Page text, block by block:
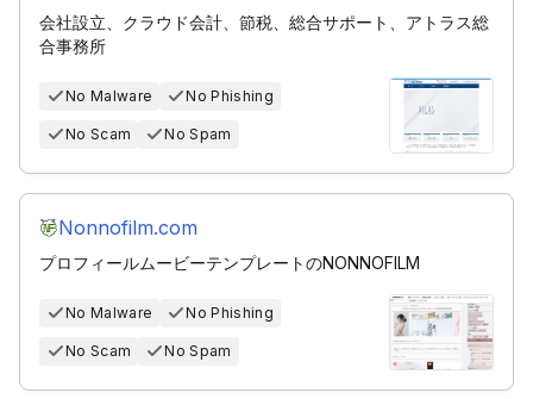
会社設立、クラウド会計、節税、総合サポート、アトラス総
合事務所
No Malware No Phishing
No Scam No Spam
Nonnofilm.com
プロフィールムービーテンプレートのNONNOFILM
No Malware No Phishing
No Scam No Spam